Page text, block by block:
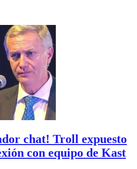
chat! Troll expuesto
con equipo de Kast